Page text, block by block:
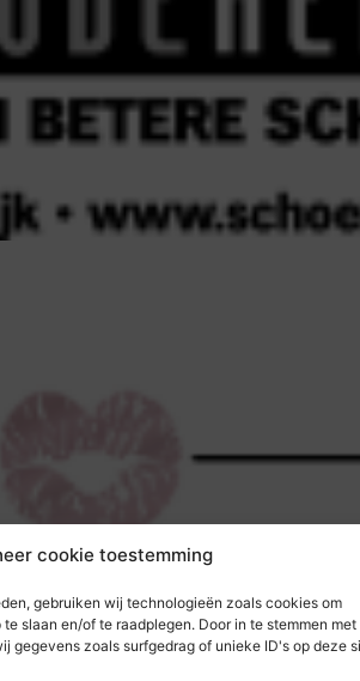
cookie toestemming
gebruiken wij technologieën zoals cookies om
slaan en/of te raadplegen. Door in te stemmen met
gegevens zoals surfgedrag of unieke ID's op deze